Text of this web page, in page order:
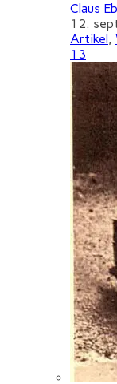
Claus
12.
Artikel ,
13